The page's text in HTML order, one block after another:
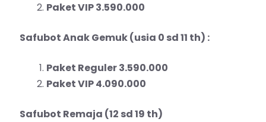
Paket VIP 3.590.000
Safubot Anak Gemuk (usia 0 sd 11 th) :
Paket Reguler 3.590.000
Paket VIP 4.090.000
Safubot Remaja (12 sd 19 th)